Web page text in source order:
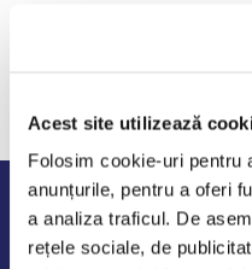
Acest site utilizează
Folosim cookie-uri pentru
anunțurile, pentru a oferi
a analiza traficul. De
rețele sociale, de
Program de